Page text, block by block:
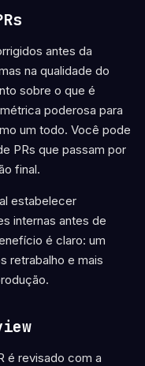
antes da
na qualidade do
sobre o que é
poderosa para
um todo. Você pode
PRs que passam por
final.
estabelecer
internas antes de
é claro: um
retrabalho e mais
é revisado com a